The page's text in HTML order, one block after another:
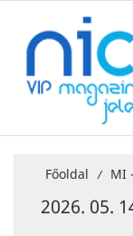
Főoldal / MI
2026. 05.